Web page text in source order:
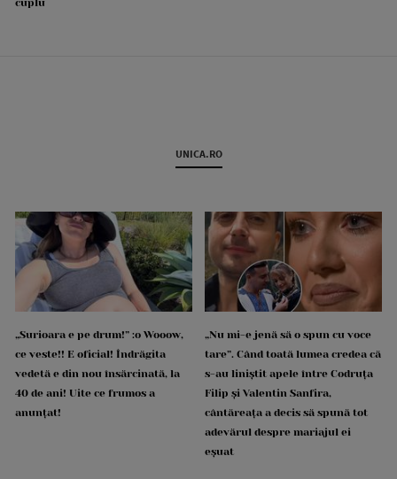
UNICA.RO
„Surioara e pe drum!” :o Wooow,
ce veste!! E oficial! Îndrăgita
vedetă e din nou însărcinată, la
40 de ani! Uite ce frumos a
anunțat!
„Nu mi-e jenă să o spun cu voce
tare”. Când toată lumea credea că
s-au liniștit apele între Codruța
Filip și Valentin Sanfira,
cântăreața a decis să spună tot
adevărul despre mariajul ei
eșuat